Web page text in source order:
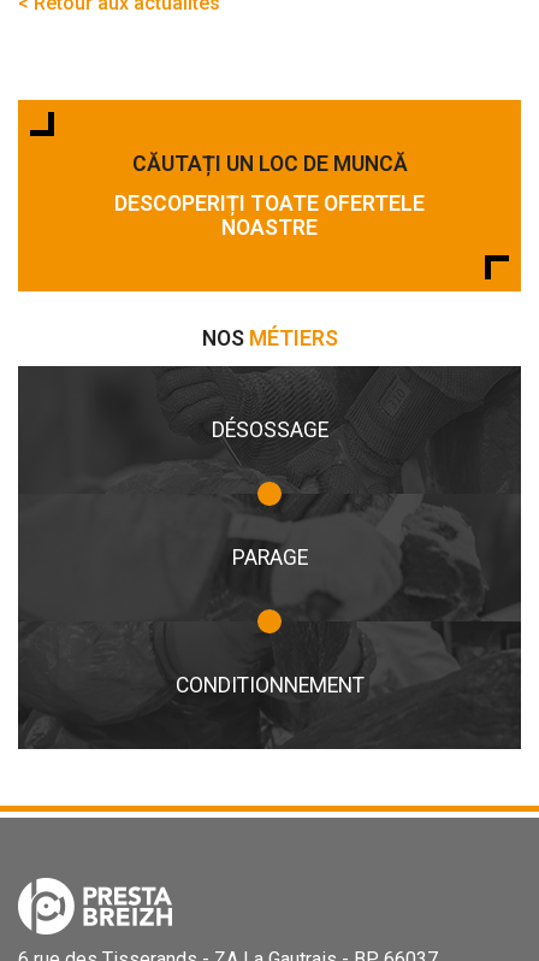
CĂUTAȚI UN LOC DE MUNCĂ
DESCOPERIȚI TOATE OFERTELE
NOASTRE
NOS MÉTIERS
DÉSOSSAGE
PARAGE
CONDITIONNEMENT